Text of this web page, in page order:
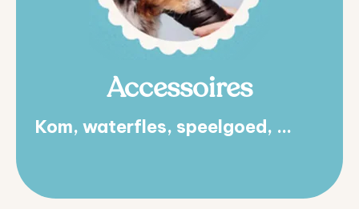
Accessoires
Kom, waterfles, speelgoed, ...